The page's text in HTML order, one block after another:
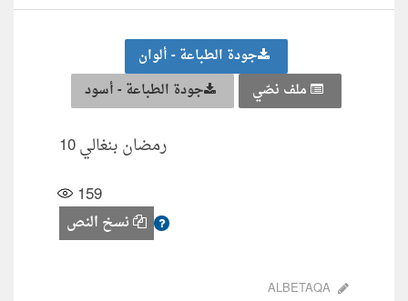
جودة الطباعة - ألوان
جودة الطباعة - أسود
رمضان بنغالي 10
159
نسخ النص
ALBETAQA